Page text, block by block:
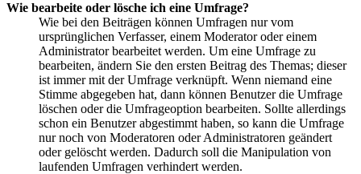
Wie bearbeite oder lösche ich eine Umfrage?
Wie bei den Beiträgen können Umfragen nur vom
ursprünglichen Verfasser, einem Moderator oder einem
Administrator bearbeitet werden. Um eine Umfrage zu
bearbeiten, ändern Sie den ersten Beitrag des Themas; dieser
ist immer mit der Umfrage verknüpft. Wenn niemand eine
Stimme abgegeben hat, dann können Benutzer die Umfrage
löschen oder die Umfrageoption bearbeiten. Sollte allerdings
schon ein Benutzer abgestimmt haben, so kann die Umfrage
nur noch von Moderatoren oder Administratoren geändert
oder gelöscht werden. Dadurch soll die Manipulation von
laufenden Umfragen verhindert werden.